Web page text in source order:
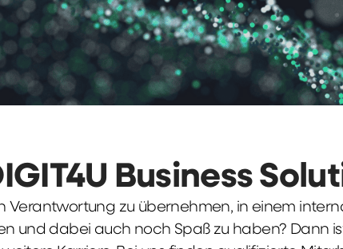
Business
Verantwortung zu übernehmen, in einem
und dabei auch noch Spaß zu haben? Dann ist